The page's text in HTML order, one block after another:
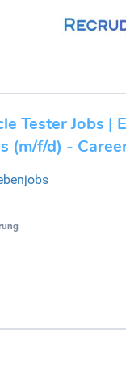
Tester Jobs |
(m/f/d) -